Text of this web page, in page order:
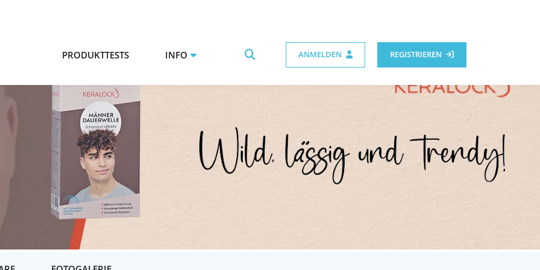
PRODUKTTESTS INFO ANMELDEN REGISTRIEREN
TESTE DIE ERSTE MÄNNER-DAUERWELLE VON KERALOCK!